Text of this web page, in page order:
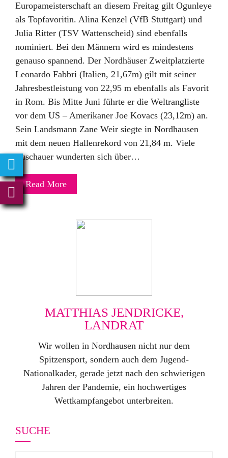
Europameisterschaft an diesem Freitag gilt Ogunleye
als Topfavoritin. Alina Kenzel (VfB Stuttgart) und
Julia Ritter (TSV Wattenscheid) sind ebenfalls
nominiert. Bei den Männern wird es mindestens
genauso spannend. Der Nordhäuser Zweitplatzierte
Leonardo Fabbri (Italien, 21,67m) gilt mit seiner
Jahresbestleistung von 22,95 m ebenfalls als Favorit
in Rom. Bis Mitte Juni führte er die Weltrangliste
vor dem US – Amerikaner Joe Kovacs (23,12m) an.
Sein Landsmann Zane Weir siegte in Nordhausen
mit dem neuen Hallenrekord von 21,84 m. Viele
Zuschauer wunderten sich über…
Read More
MATTHIAS JENDRICKE,
LANDRAT
Wir wollen in Nordhausen nicht nur dem
Spitzensport, sondern auch dem Jugend-
Nationalkader, gerade jetzt nach den schwierigen
Jahren der Pandemie, ein hochwertiges
Wettkampfangebot unterbreiten.
SUCHE